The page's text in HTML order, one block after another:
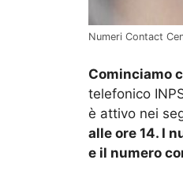
Numeri Contact
Cominciamo
telefonico
è attivo nei
alle ore 14. I
e il numero